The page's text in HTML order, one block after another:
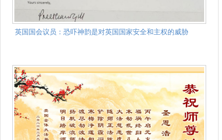
英国国会议员：恐吓神韵是对英国国家安全和主权的威胁